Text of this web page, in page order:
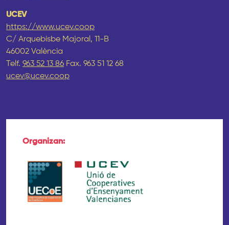
UCEV
https://www.ucev.coop
C/ Arquebisbe Majoral, 11-B
46002 València
Telf. 963 52 13 86 Fax. 963 51 12 68
ucev@ucev.coop
Organizan: